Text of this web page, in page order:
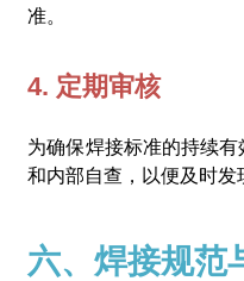
准。
4. 定期审核
为确保焊接标准的持续
和内部自查，以便及时发
六、焊接规范